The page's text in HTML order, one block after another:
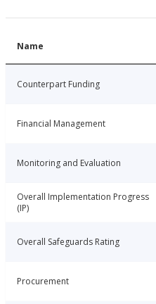
Name
Counterpart Funding
Financial Management
Monitoring and Evaluation
Overall Implementation Progress
(IP)
Overall Safeguards Rating
Procurement